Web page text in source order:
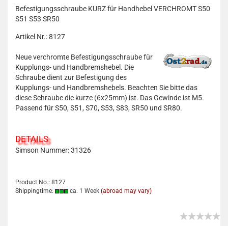
Befestigungsschraube KURZ für Handhebel VERCHROMT S50
S51 S53 SR50
Artikel Nr.: 8127
Neue verchromte Befestigungsschraube für
Kupplungs- und Handbremshebel. Die
Schraube dient zur Befestigung des
Kupplungs- und Handbremshebels. Beachten Sie bitte das
diese Schraube die kurze (6x25mm) ist. Das Gewinde ist M5.
Passend für S50, S51, S70, S53, S83, SR50 und SR80.
DETAILS
Simson Nummer:31326
Product No.: 8127
Shippingtime:
ca. 1 Week (abroad may vary)